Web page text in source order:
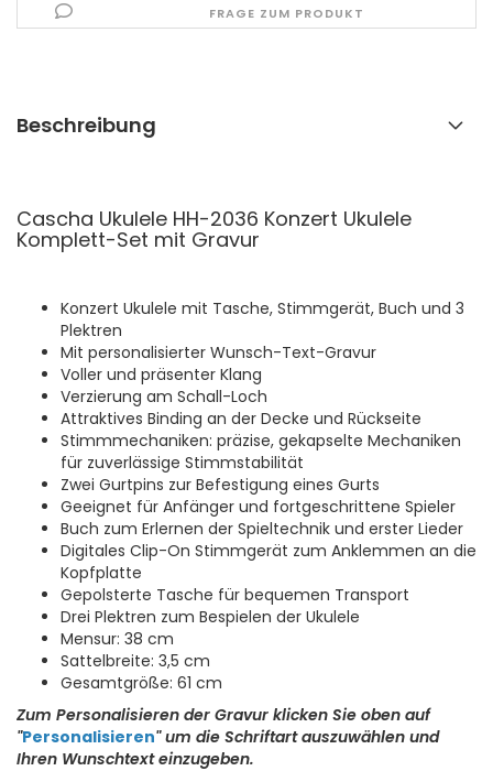
FRAGE ZUM PRODUKT
Beschreibung
Cascha Ukulele HH-2036 Konzert Ukulele
Komplett-Set mit Gravur
Konzert Ukulele mit Tasche, Stimmgerät, Buch und 3
Plektren
Mit personalisierter Wunsch-Text-Gravur
Voller und präsenter Klang
Verzierung am Schall-Loch
Attraktives Binding an der Decke und Rückseite
Stimmmechaniken: präzise, gekapselte Mechaniken
für zuverlässige Stimmstabilität
Zwei Gurtpins zur Befestigung eines Gurts
Geeignet für Anfänger und fortgeschrittene Spieler
Buch zum Erlernen der Spieltechnik und erster Lieder
Digitales Clip-On Stimmgerät zum Anklemmen an die
Kopfplatte
Gepolsterte Tasche für bequemen Transport
Drei Plektren zum Bespielen der Ukulele
Mensur: 38 cm
Sattelbreite: 3,5 cm
Gesamtgröße: 61 cm
Zum Personalisieren der Gravur klicken Sie oben auf
"Personalisieren" um die Schriftart auszuwählen und
Ihren Wunschtext einzugeben.